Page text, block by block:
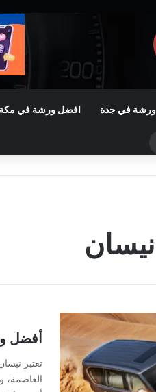
في جدة افضل ورشة في مكة
أفضل
​تعتبر
العاصمة،